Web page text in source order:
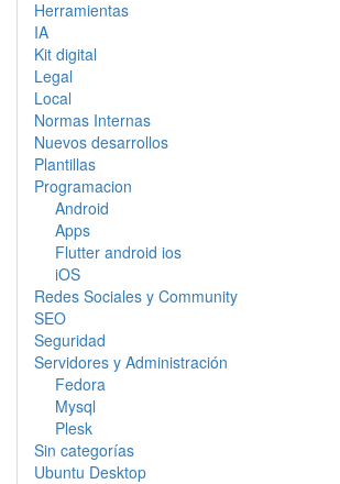
Herramientas
IA
Kit digital
Legal
Local
Normas Internas
Nuevos desarrollos
Plantillas
Programacion
Android
Apps
Flutter android ios
iOS
Redes Sociales y Community
SEO
Seguridad
Servidores y Administración
Fedora
Mysql
Plesk
Sin categorías
Ubuntu Desktop